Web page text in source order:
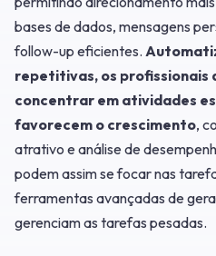
bases de dados, mensagens
follow-up eficientes.
repetitivas, os profissionais
concentrar em atividades
favorecem o crescimento,
atrativo e análise de
podem assim se focar nas
ferramentas avançadas de
gerenciam as tarefas pesadas.